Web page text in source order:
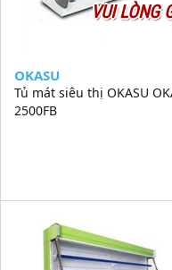
VUI LÒNG
OKASU
Tủ mát siêu thị OKASU
2500FB